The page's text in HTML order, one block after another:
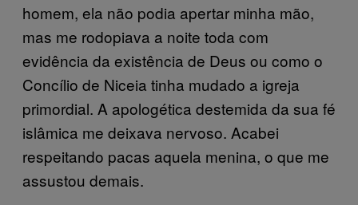
homem, ela não podia apertar minha mão,
mas me rodopiava a noite toda com
evidência da existência de Deus ou como o
Concílio de Niceia tinha mudado a igreja
primordial. A apologética destemida da sua fé
islâmica me deixava nervoso. Acabei
respeitando pacas aquela menina, o que me
assustou demais.